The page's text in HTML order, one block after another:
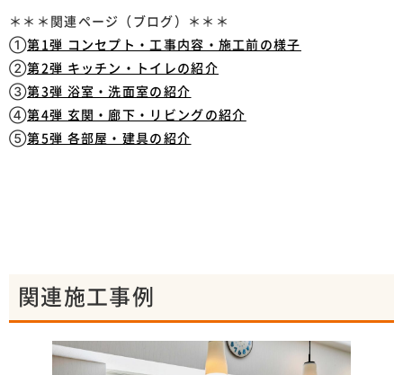
＊＊＊関連ページ（ブログ）＊＊＊
①第1弾 コンセプト・工事内容・施工前の様子
②第2弾 キッチン・トイレの紹介
③第3弾 浴室・洗面室の紹介
④第4弾 玄関・廊下・リビングの紹介
⑤第5弾 各部屋・建具の紹介
関連施工事例